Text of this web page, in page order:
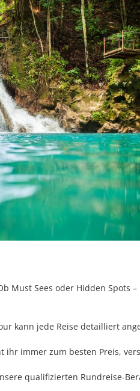
Must Sees oder Hidden Spots
kann jede Reise detailliert
ihr immer zum besten Preis,
qualifizierten Rundreise-